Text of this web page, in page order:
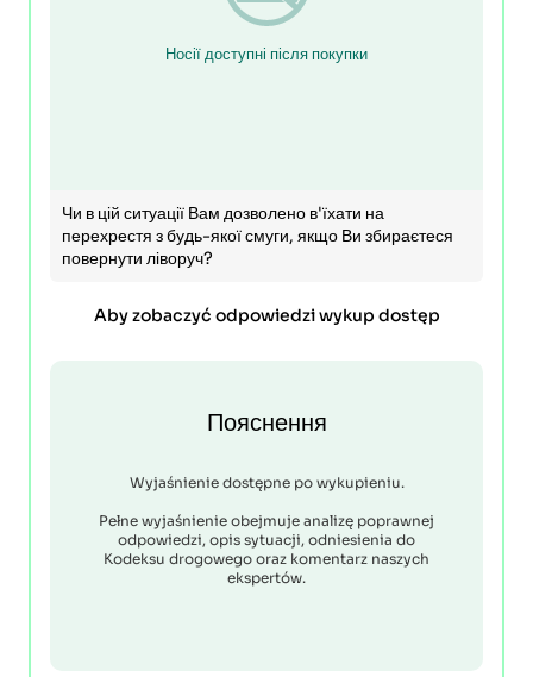
Носії доступні після покупки
Чи в цій ситуації Вам дозволено в'їхати на
перехрестя з будь-якої смуги, якщо Ви збираєтеся
повернути ліворуч?
Aby zobaczyć odpowiedzi wykup dostęp
Пояснення
Wyjaśnienie dostępne po wykupieniu.
Pełne wyjaśnienie obejmuje analizę poprawnej
odpowiedzi, opis sytuacji, odniesienia do
Kodeksu drogowego oraz komentarz naszych
ekspertów.